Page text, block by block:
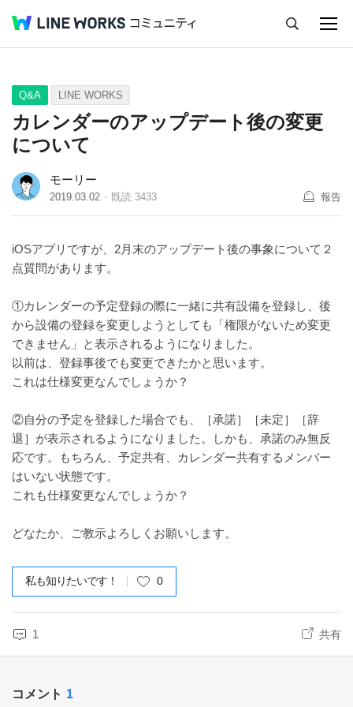
Q&A Tips Ideas
Q&A LINE WORKS
カレンダーのアップデート後の変更
について
モーリー
2019.03.02 既読 3433 報告
iOSアプリですが、2月末のアップデート後の事象について２
点質問があります。
①カレンダーの予定登録の際に一緒に共有設備を登録し、後
から設備の登録を変更しようとしても「権限がないため変更
できません」と表示されるようになりました。
以前は、登録事後でも変更できたかと思います。
これは仕様変更なんでしょうか？
②自分の予定を登録した場合でも、［承諾］［未定］［辞
退］が表示されるようになりました。しかも、承諾のみ無反
応です。もちろん、予定共有、カレンダー共有するメンバー
はいない状態です。
これも仕様変更なんでしょうか？
どなたか、ご教示よろしくお願いします。
私も知りたいです！ 0
1 共有
コメント 1